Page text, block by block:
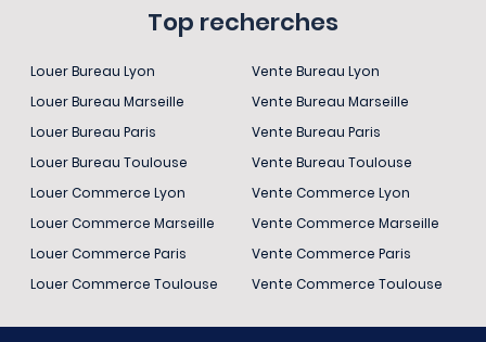
Top recherches
Louer Bureau Lyon
Louer Bureau Marseille
Louer Bureau Paris
Louer Bureau Toulouse
Louer Commerce Lyon
Louer Commerce Marseille
Louer Commerce Paris
Louer Commerce Toulouse
Vente Bureau Lyon
Vente Bureau Marseille
Vente Bureau Paris
Vente Bureau Toulouse
Vente Commerce Lyon
Vente Commerce Marseille
Vente Commerce Paris
Vente Commerce Toulouse